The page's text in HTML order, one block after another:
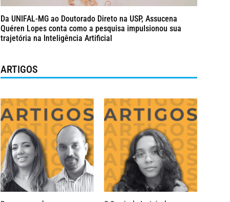
Da UNIFAL-MG ao Doutorado Direto na USP, Assucena
Quéren Lopes conta como a pesquisa impulsionou sua
trajetória na Inteligência Artificial
ARTIGOS